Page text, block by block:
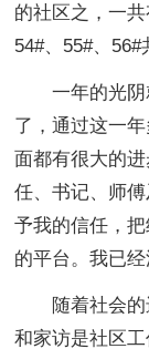
的社区之，一共
54#、55#、56#
一年的光
了，通过这一
面都有很大的
任、书记、师
予我的信任，
的平台。我已
随着社会
和家访是社区